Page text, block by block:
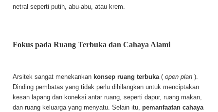
netral seperti putih, abu-abu, atau krem.
Fokus pada Ruang Terbuka dan Cahaya Alami
Arsitek sangat menekankan konsep ruang terbuka( open plan ).
Dinding pembatas yang tidak perlu dihilangkan untuk menciptakan
kesan lapang dan koneksi antar ruang, seperti dapur, ruang makan,
dan ruang keluarga yang menyatu. Selain itu, pemanfaatan cahaya